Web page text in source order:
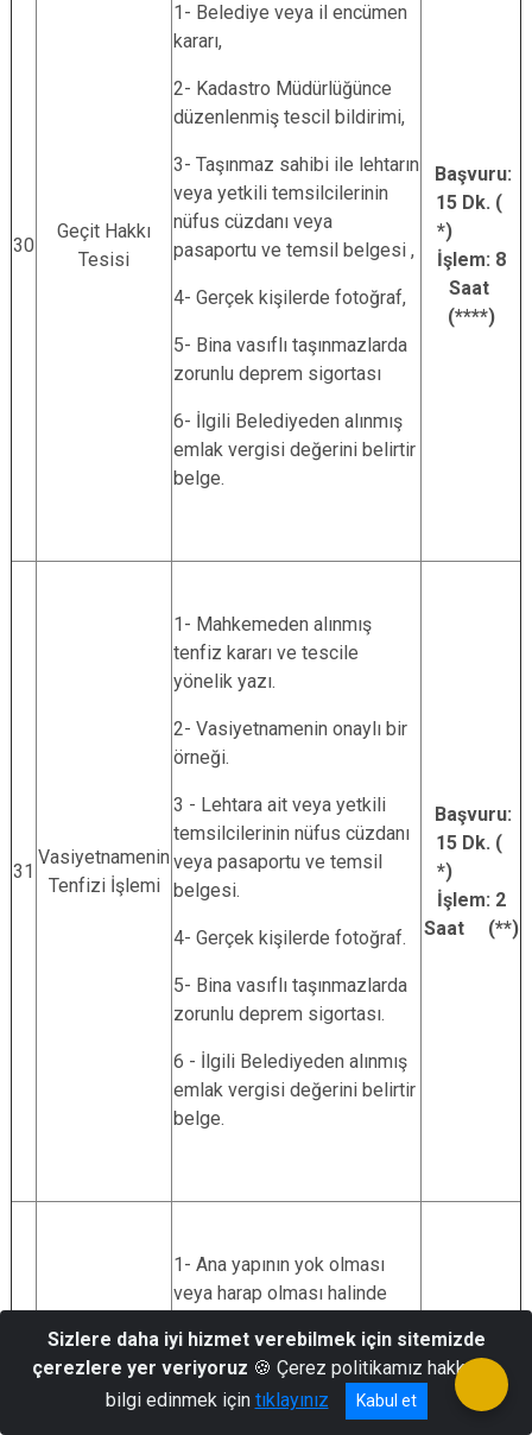
30
Geçit Hakkı
Tesisi
1- Belediye veya il encümen
kararı,
2- Kadastro Müdürlüğünce
düzenlenmiş tescil bildirimi,
3- Taşınmaz sahibi ile lehtarın
veya yetkili temsilcilerinin
nüfus cüzdanı veya
pasaportu ve temsil belgesi ,
4- Gerçek kişilerde fotoğraf,
5- Bina vasıflı taşınmazlarda
zorunlu deprem sigortası
6- İlgili Belediyeden alınmış
emlak vergisi değerini belirtir
belge.
Başvuru:
15 Dk. (
*)
İşlem: 8
Saat
(****)
31
Vasiyetnamenin
Tenfizi İşlemi
1- Mahkemeden alınmış
tenfiz kararı ve tescile
yönelik yazı.
2- Vasiyetnamenin onaylı bir
örneği.
3 - Lehtara ait veya yetkili
temsilcilerinin nüfus cüzdanı
veya pasaportu ve temsil
belgesi.
4- Gerçek kişilerde fotoğraf.
5- Bina vasıflı taşınmazlarda
zorunlu deprem sigortası.
6 - İlgili Belediyeden alınmış
emlak vergisi değerini belirtir
belge.
Başvuru:
15 Dk. (
*)
İşlem: 2
Saat (**)
1- Ana yapının yok olması
veya harap olması halinde
belgelenmesi (Deprem veya
heyelan gibi doğal afet vs.)
2- Harap ve yok olması
Başvuru:
15 Dk. (
Sizlere daha iyi hizmet verebilmek için sitemizde
çerezlere yer veriyoruz 🍪 Çerez politikamız hakkında
bilgi edinmek için tıklayınız Kabul et